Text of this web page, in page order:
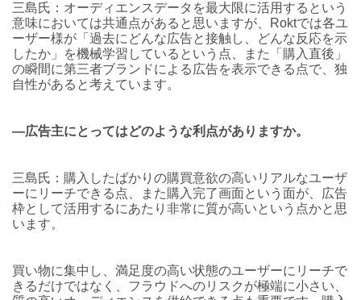
三島氏：オーディエンスデータを最大限に活用するという
意味においては共通点があると思いますが、Roktでは各ユ
ーザー様が「過去にどんな広告と接触し、どんな反応を示
したか」を機械学習しているという点、また「購入直後」
の瞬間に第三者ブランドによる広告を表示できる点で、独
自性があると考えています。
―広告主にとってはどのような利点がありますか。
三島氏：購入したばかりの購買意欲の高いリアルなユーザ
ーにリーチできる点、また購入完了画面という面が、広告
枠として活用するにあたり非常に質が高いという点かと思
います。
買い物に集中し、満足度の高い状態のユーザーにリーチで
きるだけではなく、フラウドへのリスクが極端に小さい、